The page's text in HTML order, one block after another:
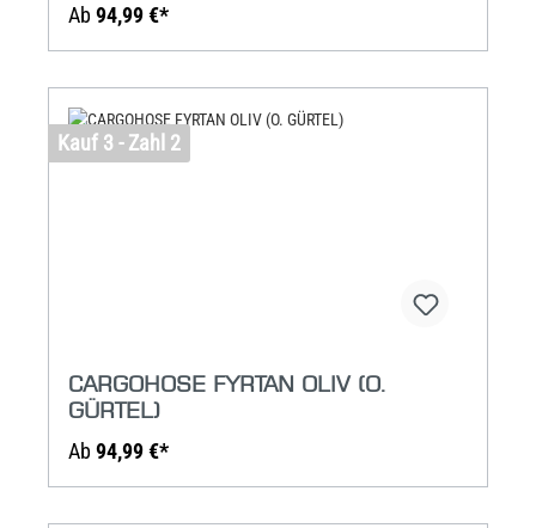
Ab 94,99 €*
Kauf 3 - Zahl 2
CARGOHOSE FYRTAN OLIV (O.
GÜRTEL)
Ab 94,99 €*